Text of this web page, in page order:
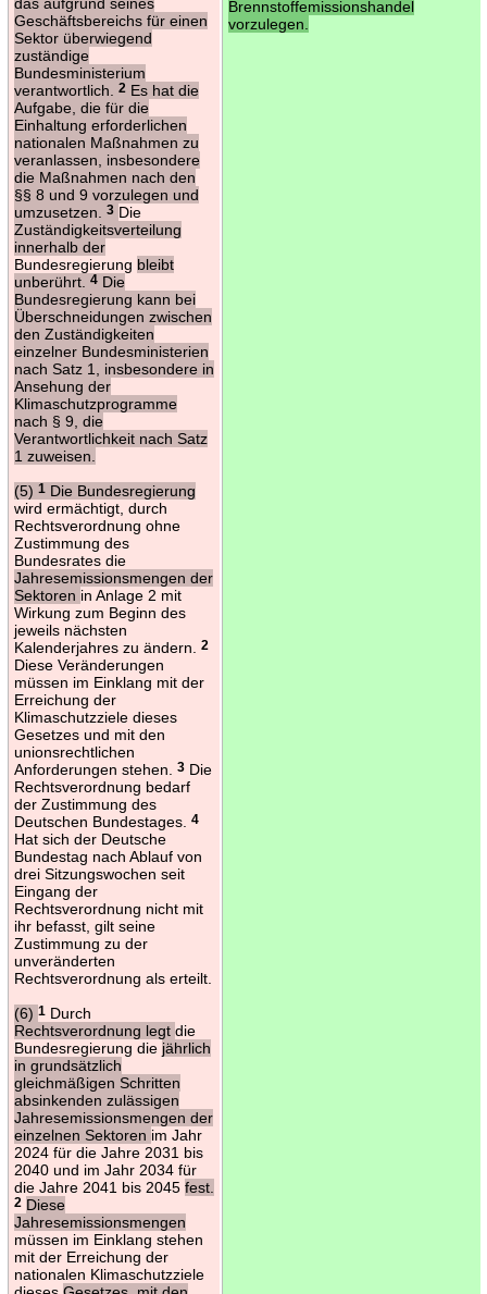
Geschäftsbereichs für einen
Sektor überwiegend
zuständige
Bundesministerium
verantwortlich.
2Es hat die
Aufgabe, die für die
Einhaltung erforderlichen
nationalen Maßnahmen zu
veranlassen, insbesondere
die Maßnahmen nach den
§§ 8 und 9 vorzulegen und
umzusetzen.
3 Die
Zuständigkeitsverteilung
innerhalb der
Bundesregierung bleibt
unberührt.
4Die
Bundesregierung kann bei
Überschneidungen zwischen
den Zuständigkeiten
einzelner Bundesministerien
nach Satz 1, insbesondere in
Ansehung der
Klimaschutzprogramme
nach § 9, die
Verantwortlichkeit nach Satz
1 zuweisen.
(5) 1Die Bundesregierung
wird ermächtigt, durch
Rechtsverordnung ohne
Zustimmung des
Bundesrates die
Jahresemissionsmengen der
Sektoren in Anlage 2 mit
Wirkung zum Beginn des
jeweils nächsten
Kalenderjahres zu ändern.
2
Diese Veränderungen
müssen im Einklang mit der
Erreichung der
Klimaschutzziele dieses
Gesetzes und mit den
unionsrechtlichen
Anforderungen stehen.
3Die
Rechtsverordnung bedarf
der Zustimmung des
Deutschen Bundestages.
4
Hat sich der Deutsche
Bundestag nach Ablauf von
drei Sitzungswochen seit
Eingang der
Rechtsverordnung nicht mit
ihr befasst, gilt seine
Zustimmung zu der
unveränderten
Rechtsverordnung als erteilt.
(6) 1Durch
Rechtsverordnung legt die
Bundesregierung die jährlich
in grundsätzlich
gleichmäßigen Schritten
absinkenden zulässigen
Jahresemissionsmengen der
einzelnen Sektoren im Jahr
2024 für die Jahre 2031 bis
2040 und im Jahr 2034 für
die Jahre 2041 bis 2045 fest.
2 Diese
Jahresemissionsmengen
müssen im Einklang stehen
mit der Erreichung der
nationalen Klimaschutzziele
Brennstoffemissionshandel
vorzulegen.